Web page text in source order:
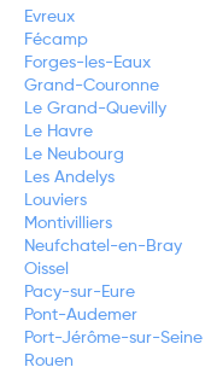
Evreux
Fécamp
Forges-les-Eaux
Grand-Couronne
Le Grand-Quevilly
Le Havre
Le Neubourg
Les Andelys
Louviers
Montivilliers
Neufchatel-en-Bray
Oissel
Pacy-sur-Eure
Pont-Audemer
Port-Jérôme-sur-Seine
Rouen